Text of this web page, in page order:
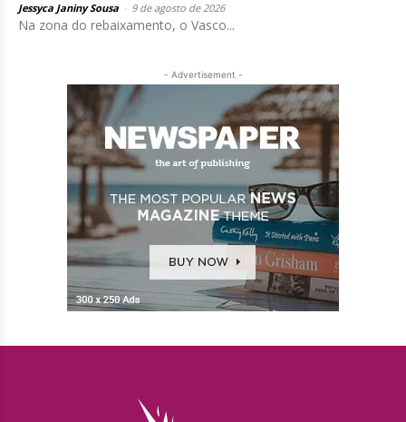
Jessyca Janiny Sousa 9 de agosto de 2026
Na zona do rebaixamento, o Vasco...
- Advertisement -